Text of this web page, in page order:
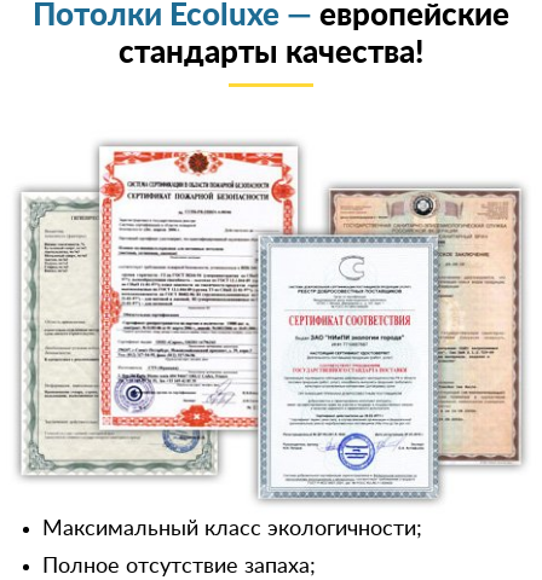
Потолки Ecoluxe — европейские
стандарты качества!
Максимальный класс экологичности;
Полное отсутствие запаха;